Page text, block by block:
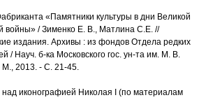
«Памятники культуры в дни Великой
войны» / Зименко Е. В., Матлина С.Е. //
издания. Архивы : из фондов Отдела редких
/ Науч. б-ка Московского гос. ун-та им. М. В.
2013. - С. 21-45.
иконографией Николая I (по материалам